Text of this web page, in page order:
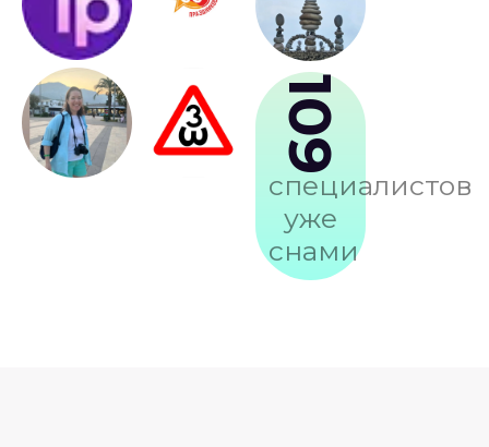
109
специалистов
уже
снами